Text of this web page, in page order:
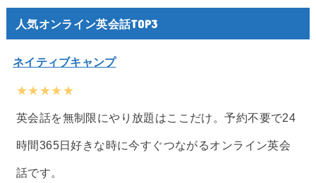
人気オンライン英会話TOP3
ネイティブキャンプ
★★★★★
英会話を無制限にやり放題はここだけ。予約不要で24
時間365日好きな時に今すぐつながるオンライン英会
話です。